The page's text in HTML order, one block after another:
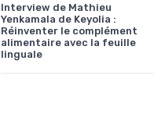
Interview de Mathieu
Yenkamala de Keyolia :
Réinventer le complément
alimentaire avec la feuille
linguale